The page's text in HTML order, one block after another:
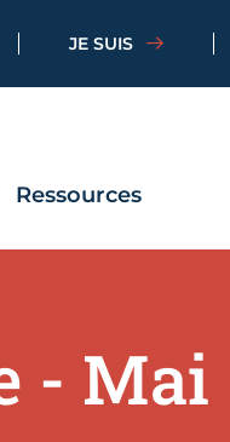
JE SUIS
Ressources
- Mai